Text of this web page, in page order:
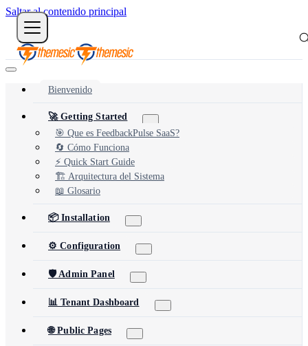
Saltar al contenido principal
Bienvenido
🚀 Getting Started
🎯 Que es FeedbackPulse SaaS?
🔄 Cómo Funciona
⚡ Quick Start Guide
🏗️ Arquitectura del Sistema
📖 Glosario
📦 Installation
⚙️ Configuration
🛡️ Admin Panel
📊 Tenant Dashboard
🌐 Public Pages